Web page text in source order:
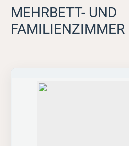
MEHRBETT- UND
FAMILIENZIMMER